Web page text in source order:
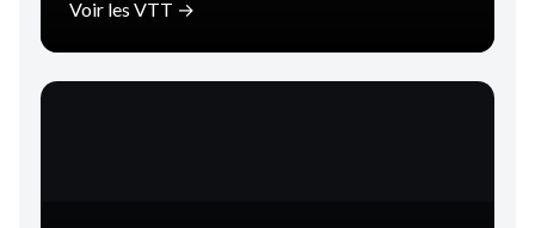
Voir les VTT →